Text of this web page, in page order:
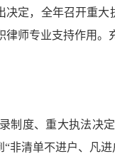
定，全年召开重
师专业支持作用
度、重大执法决
非清单不进户、凡